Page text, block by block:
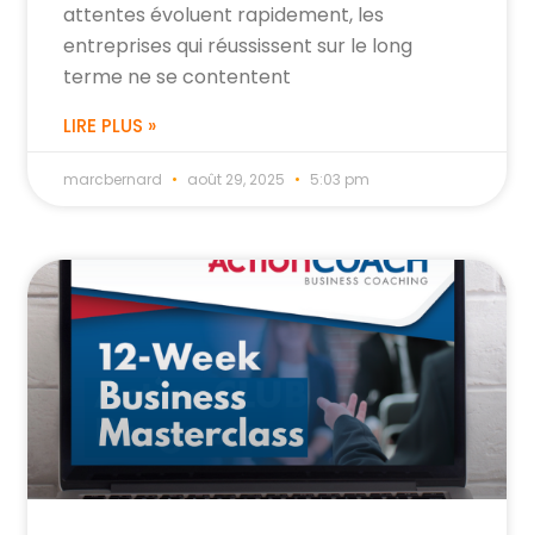
attentes évoluent rapidement, les
entreprises qui réussissent sur le long
terme ne se contentent
LIRE PLUS »
marcbernard août 29, 2025 5:03 pm